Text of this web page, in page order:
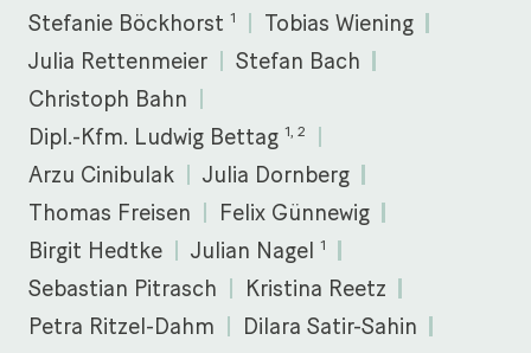
Stefanie Böckhorst 1
Tobias Wiening
Julia Rettenmeier
Stefan Bach
Christoph Bahn
Dipl.-Kfm. Ludwig Bettag 1, 2
Arzu Cinibulak
Julia Dornberg
Thomas Freisen
Felix Günnewig
Birgit Hedtke
Julian Nagel 1
Sebastian Pitrasch
Kristina Reetz
Petra Ritzel-Dahm
Dilara Satir-Sahin